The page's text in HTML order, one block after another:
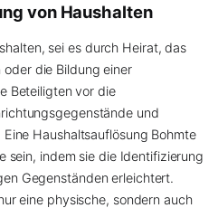
von Haushalten
sei es durch Heirat, das
oder die Bildung einer
Beteiligten vor die
und
Haushaltsauflösung Bohmte
sein, indem sie die Identifizierung
Gegenständen erleichtert.
eine physische, sondern auch